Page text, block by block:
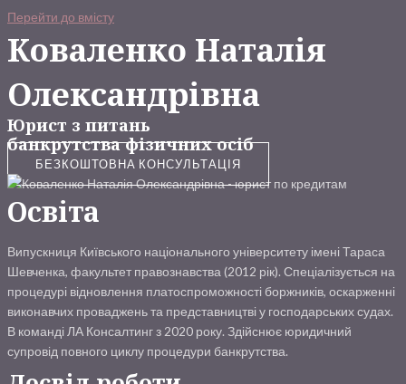
Перейти до вмісту
Коваленко Наталія
Олександрівна
Юрист з питань
банкрутства фізичних осіб
БЕЗКОШТОВНА КОНСУЛЬТАЦІЯ
Освіта
Випускниця Київського національного університету імені Тараса
Шевченка, факультет правознавства (2012 рік). Спеціалізується на
процедурі відновлення платоспроможності боржників, оскарженні
виконавчих проваджень та представництві у господарських судах.
В команді ЛА Консалтинг з 2020 року. Здійснює юридичний
супровід повного циклу процедури банкрутства.